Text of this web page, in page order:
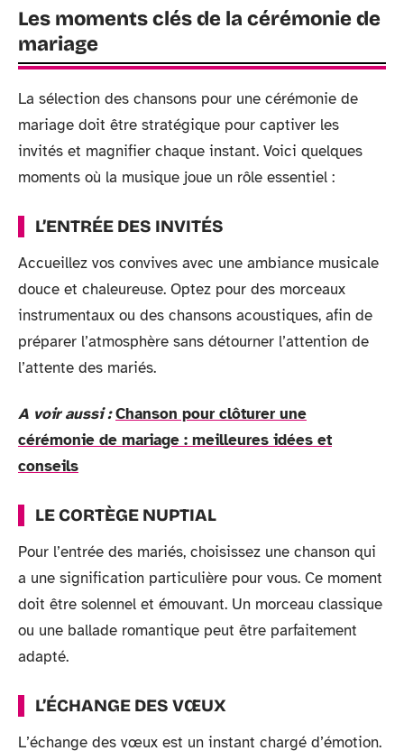
Les moments clés de la cérémonie de
mariage
La sélection des chansons pour une cérémonie de
mariage doit être stratégique pour captiver les
invités et magnifier chaque instant. Voici quelques
moments où la musique joue un rôle essentiel :
L’ENTRÉE DES INVITÉS
Accueillez vos convives avec une ambiance musicale
douce et chaleureuse. Optez pour des morceaux
instrumentaux ou des chansons acoustiques, afin de
préparer l’atmosphère sans détourner l’attention de
l’attente des mariés.
A voir aussi : Chanson pour clôturer une
cérémonie de mariage : meilleures idées et
conseils
LE CORTÈGE NUPTIAL
Pour l’entrée des mariés, choisissez une chanson qui
a une signification particulière pour vous. Ce moment
doit être solennel et émouvant. Un morceau classique
ou une ballade romantique peut être parfaitement
adapté.
L’ÉCHANGE DES VŒUX
L’échange des vœux est un instant chargé d’émotion.